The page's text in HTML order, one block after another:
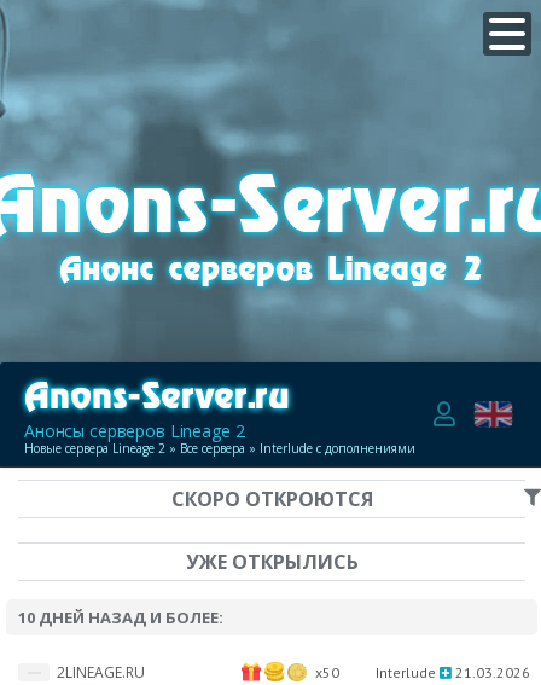
Анонсы серверов Lineage 2
Новые сервера Lineage 2 » Все сервера » Interlude с дополнениями
СКОРО ОТКРОЮТСЯ
УЖЕ ОТКРЫЛИСЬ
10 ДНЕЙ НАЗАД И БОЛЕЕ:
2LINEAGE.RU x50 Interlude 21.03.2026